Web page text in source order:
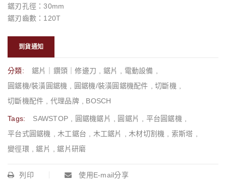
鋸刃孔徑：30mm
鋸刃齒數：120T
到貨通知
分類: 鋸片｜鑽頭｜修邊刀 鋸片 電動設備
圓鋸機/裝潢圓鋸機
圓鋸機/裝潢圓鋸機配件 切斷機
切斷機配件
代理品牌 BOSCH
Tags: SAWSTOP 圓鋸機鋸片 圓鋸片 平台圓鋸機
平台式圓鋸機
木工鋸台 木工鋸片 木材切割機 索斯塔
變徑環
,鋸片 ,鋸片研磨
列印 使用E-mail分享